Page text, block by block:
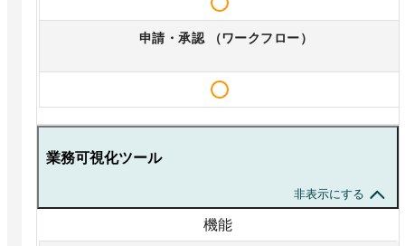
申請・承認 （ワークフロー）
業務可視化ツール
非表示にする
機能